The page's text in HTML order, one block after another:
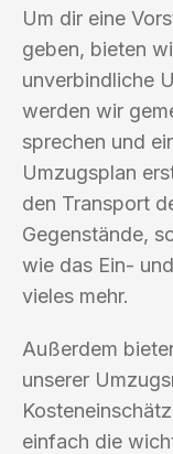
Um dir eine
geben, bieten
unverbindliche
werden wir
sprechen und
Umzugsplan
den Transport
Gegenstände,
wie das Ein-
vieles mehr.
Außerdem
unserer
einfach die